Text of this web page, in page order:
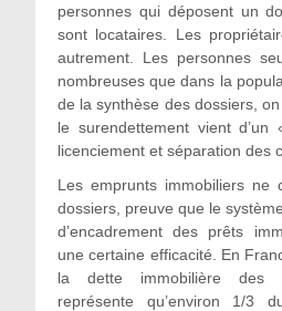
personnes qui déposent un
sont locataires. Les
autrement. Les personnes
nombreuses que dans la
de la synthèse des dossiers,
le surendettement vient
licenciement et séparation des
Les emprunts immobiliers ne
dossiers, preuve que le
d’encadrement des prêts
une certaine efficacité. En
la dette immobilière des
représente qu’environ 1/3